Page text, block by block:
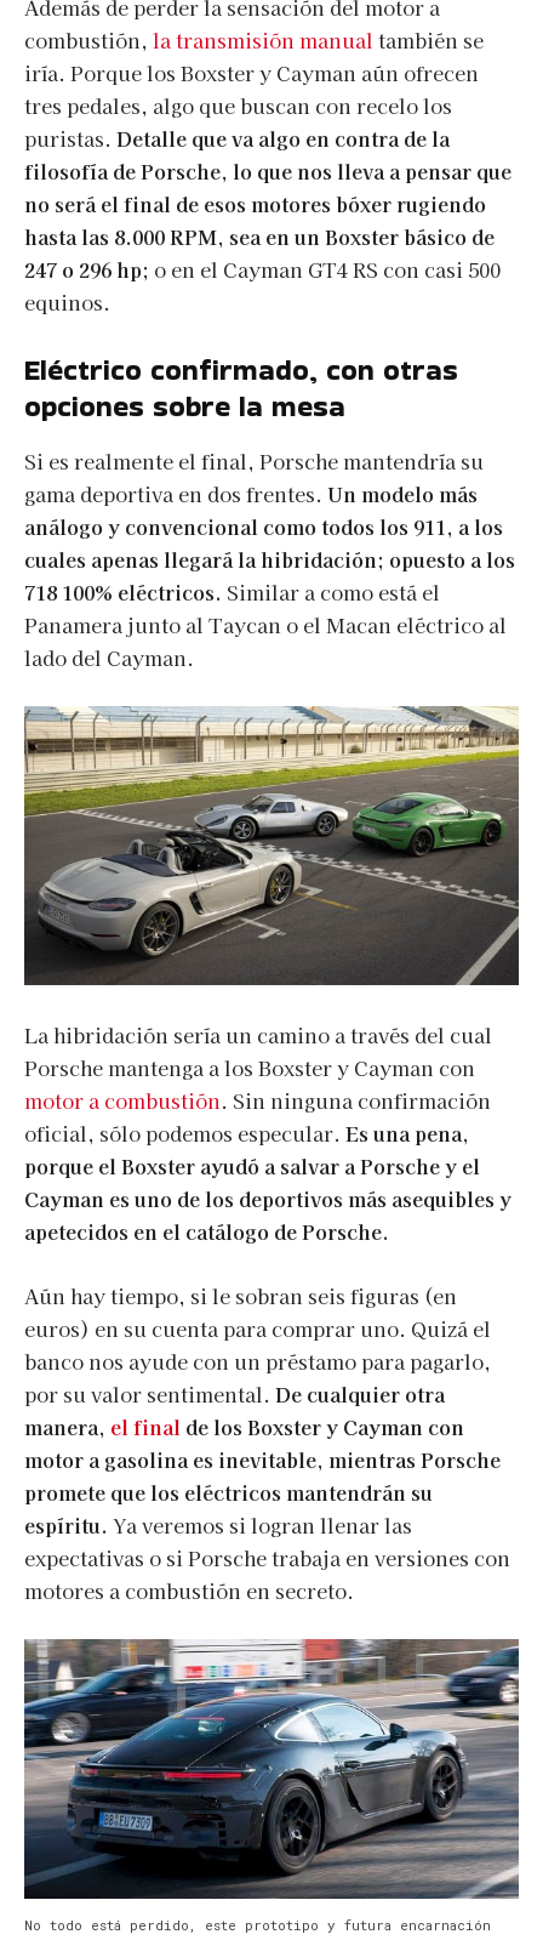
Además de perder la sensación del motor a
combustión, la transmisión manual también se
iría. Porque los Boxster y Cayman aún ofrecen
tres pedales, algo que buscan con recelo los
puristas. Detalle que va algo en contra de la
filosofía de Porsche, lo que nos lleva a pensar que
no será el final de esos motores bóxer rugiendo
hasta las 8.000 RPM, sea en un Boxster básico de
247 o 296 hp; o en el Cayman GT4 RS con casi 500
equinos.
Eléctrico confirmado, con otras
opciones sobre la mesa
Si es realmente el final, Porsche mantendría su
gama deportiva en dos frentes. Un modelo más
análogo y convencional como todos los 911, a los
cuales apenas llegará la hibridación; opuesto a los
718 100% eléctricos. Similar a como está el
Panamera junto al Taycan o el Macan eléctrico al
lado del Cayman.
La hibridación sería un camino a través del cual
Porsche mantenga a los Boxster y Cayman con
motor a combustión. Sin ninguna confirmación
oficial, sólo podemos especular. Es una pena,
porque el Boxster ayudó a salvar a Porsche y el
Cayman es uno de los deportivos más asequibles y
apetecidos en el catálogo de Porsche.
Aún hay tiempo, si le sobran seis figuras (en
euros) en su cuenta para comprar uno. Quizá el
banco nos ayude con un préstamo para pagarlo,
por su valor sentimental. De cualquier otra
manera, el final de los Boxster y Cayman con
motor a gasolina es inevitable, mientras Porsche
promete que los eléctricos mantendrán su
espíritu. Ya veremos si logran llenar las
expectativas o si Porsche trabaja en versiones con
motores a combustión en secreto.
No todo está perdido, este prototipo y futura encarnación